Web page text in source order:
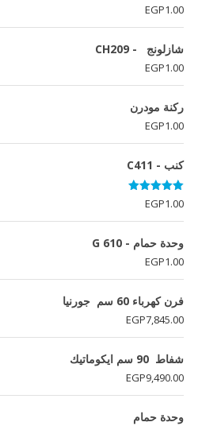
EGP1.00
شازلونج - CH209
EGP1.00
ركنة مودرن
EGP1.00
كنب - C411
تم التقييم
5.00
من 5
EGP1.00
وحدة حمام - G 610
EGP1.00
فرن كھرباء 60 سم جورنيا
EGP7,845.00
شفاط 90 سم ايكوماتيك
EGP9,490.00
وحدة حمام